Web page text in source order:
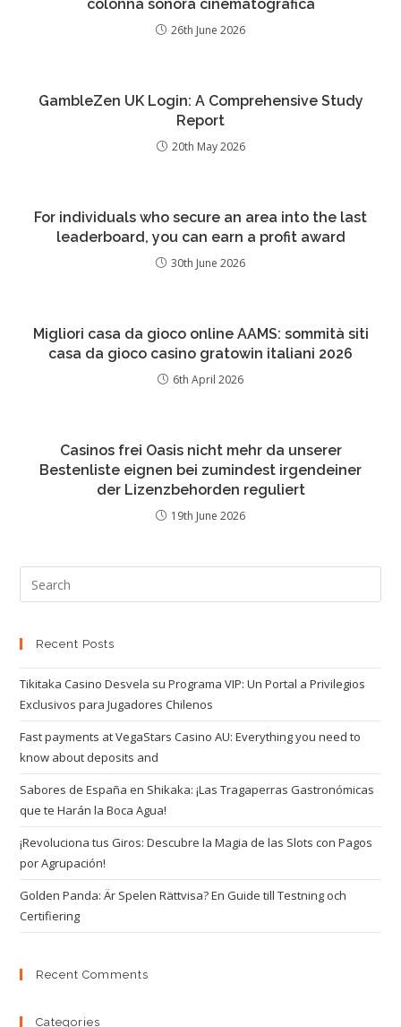
colonna sonora cinematografica
26th June 2026
GambleZen UK Login: A Comprehensive Study
Report
20th May 2026
For individuals who secure an area into the last
leaderboard, you can earn a profit award
30th June 2026
Migliori casa da gioco online AAMS: sommità siti
casa da gioco casino gratowin italiani 2026
6th April 2026
Casinos frei Oasis nicht mehr da unserer
Bestenliste eignen bei zumindest irgendeiner
der Lizenzbehorden reguliert
19th June 2026
Recent Posts
Tikitaka Casino Desvela su Programa VIP: Un Portal a Privilegios
Exclusivos para Jugadores Chilenos
Fast payments at VegaStars Casino AU: Everything you need to
know about deposits and
Sabores de España en Shikaka: ¡Las Tragaperras Gastronómicas
que te Harán la Boca Agua!
¡Revoluciona tus Giros: Descubre la Magia de las Slots con Pagos
por Agrupación!
Golden Panda: Är Spelen Rättvisa? En Guide till Testning och
Certifiering
Recent Comments
Categories